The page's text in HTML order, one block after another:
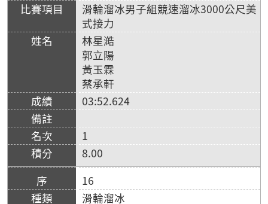
滑輪溜冰男子組競速溜冰3000公尺美
式接力
林星澔
郭立陽
黃玉霖
蔡承軒
03:52.624
1
8.00
16
滑輪溜冰